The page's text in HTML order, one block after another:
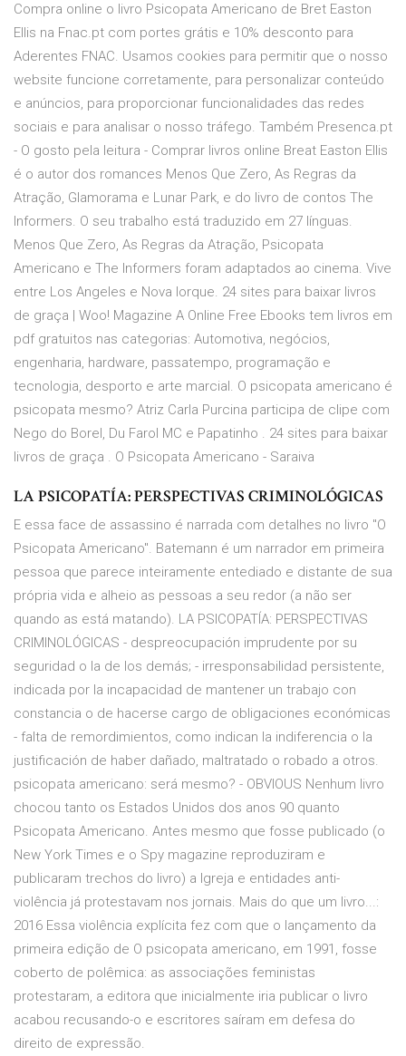
Compra online o livro Psicopata Americano de Bret Easton
Ellis na Fnac.pt com portes grátis e 10% desconto para
Aderentes FNAC. Usamos cookies para permitir que o nosso
website funcione corretamente, para personalizar conteúdo
e anúncios, para proporcionar funcionalidades das redes
sociais e para analisar o nosso tráfego. Também Presenca.pt
- O gosto pela leitura - Comprar livros online Breat Easton Ellis
é o autor dos romances Menos Que Zero, As Regras da
Atração, Glamorama e Lunar Park, e do livro de contos The
Informers. O seu trabalho está traduzido em 27 línguas.
Menos Que Zero, As Regras da Atração, Psicopata
Americano e The Informers foram adaptados ao cinema. Vive
entre Los Angeles e Nova Iorque. 24 sites para baixar livros
de graça | Woo! Magazine A Online Free Ebooks tem livros em
pdf gratuitos nas categorias: Automotiva, negócios,
engenharia, hardware, passatempo, programação e
tecnologia, desporto e arte marcial. O psicopata americano é
psicopata mesmo? Atriz Carla Purcina participa de clipe com
Nego do Borel, Du Farol MC e Papatinho . 24 sites para baixar
livros de graça . O Psicopata Americano - Saraiva
LA PSICOPATÍA: PERSPECTIVAS CRIMINOLÓGICAS
E essa face de assassino é narrada com detalhes no livro "O
Psicopata Americano". Batemann é um narrador em primeira
pessoa que parece inteiramente entediado e distante de sua
própria vida e alheio as pessoas a seu redor (a não ser
quando as está matando). LA PSICOPATÍA: PERSPECTIVAS
CRIMINOLÓGICAS - despreocupación imprudente por su
seguridad o la de los demás; - irresponsabilidad persistente,
indicada por la incapacidad de mantener un trabajo con
constancia o de hacerse cargo de obligaciones económicas
- falta de remordimientos, como indican la indiferencia o la
justificación de haber dañado, maltratado o robado a otros.
psicopata americano: será mesmo? - OBVIOUS Nenhum livro
chocou tanto os Estados Unidos dos anos 90 quanto
Psicopata Americano. Antes mesmo que fosse publicado (o
New York Times e o Spy magazine reproduziram e
publicaram trechos do livro) a Igreja e entidades anti-
violência já protestavam nos jornais. Mais do que um livro...:
2016 Essa violência explícita fez com que o lançamento da
primeira edição de O psicopata americano, em 1991, fosse
coberto de polêmica: as associações feministas
protestaram, a editora que inicialmente iria publicar o livro
acabou recusando-o e escritores saíram em defesa do
direito de expressão.